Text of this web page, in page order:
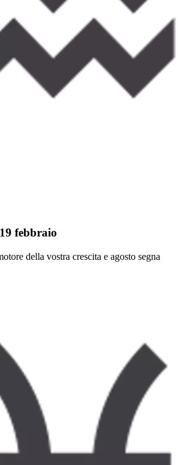
febbraio
della vostra crescita e agosto segna